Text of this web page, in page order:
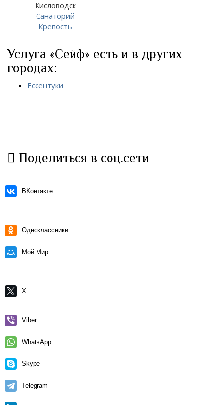
Кисловодск
Санаторий
Крепость
Услуга «Сейф» есть и в других
городах:
Ессентуки
Поделиться в соц.сети
ВКонтакте
Одноклассники
Мой Мир
X
Viber
WhatsApp
Skype
Telegram